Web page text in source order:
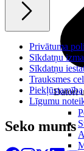
Datori
Privātuma
Sīkdatņu
Sīkdatņu
Trauksmes
Piekļūstamība
Līgumu
Seko mums